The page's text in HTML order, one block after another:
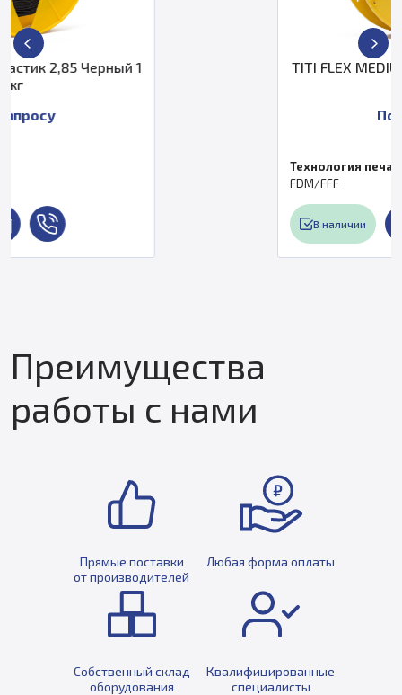
1
TITI FLEX MEDIUM пластик
Технология печати
Преимущества
работы с нами
Прямые поставки
от производителей
Любая форма оплаты
Собственный склад
оборудования
Квалифицированные
специалисты